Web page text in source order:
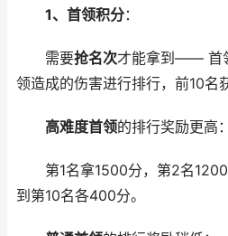
1、首领积分：
需要抢名次才能拿到—— 首
领造成的伤害进行排行，前10名
高难度首领的排行奖励更高：
第1名拿1500分，第2名1200
到第10名各400分。